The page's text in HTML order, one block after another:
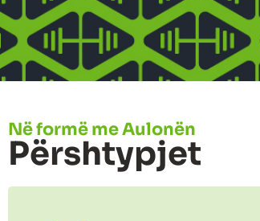
Në formë me Aulonën
Përshtypjet